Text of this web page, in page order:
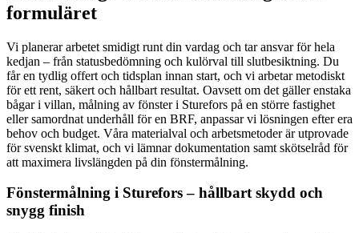
formuläret
Vi planerar arbetet smidigt runt din vardag och tar ansvar för hela
kedjan – från statusbedömning och kulörval till slutbesiktning. Du
får en tydlig offert och tidsplan innan start, och vi arbetar metodiskt
för ett rent, säkert och hållbart resultat. Oavsett om det gäller enstaka
bågar i villan, målning av fönster i Sturefors på en större fastighet
eller samordnat underhåll för en BRF, anpassar vi lösningen efter era
behov och budget. Våra materialval och arbetsmetoder är utprovade
för svenskt klimat, och vi lämnar dokumentation samt skötselråd för
att maximera livslängden på din fönstermålning.
Fönstermålning i Sturefors – hållbart skydd och
snygg finish